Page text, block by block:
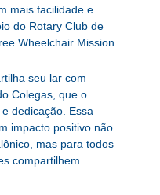
mais facilidade e
do Rotary Club de
Wheelchair Mission.
seu lar com
Colegas, que o
dedicação. Essa
impacto positivo não
mas para todos
compartilhem